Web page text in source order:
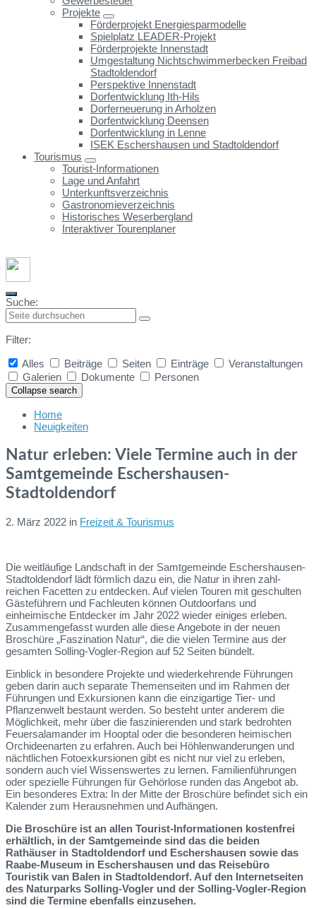
Projekte
Förderprojekt Energiesparmodelle
Spielplatz LEADER-Projekt
Förderprojekte Innenstadt
Umgestaltung Nichtschwimmerbecken Freibad
Stadtoldendorf
Perspektive Innenstadt
Dorfentwicklung Ith-Hils
Dorferneuerung in Arholzen
Dorfentwicklung Deensen
Dorfentwicklung in Lenne
ISEK Eschershausen und Stadtoldendorf
Tourismus
Tourist-Informationen
Lage und Anfahrt
Unterkunftsverzeichnis
Gastronomieverzeichnis
Historisches Weserbergland
Interaktiver Tourenplaner
Suche:
Filter:
Alles
Beiträge Seiten Einträge
Veranstaltungen
Galerien
Dokumente Personen
Collapse search
Home
Neuigkeiten
Natur erleben: Viele Termine auch in der
Samtgemeinde Eschershausen-
Stadtoldendorf
2. März 2022 in Freizeit & Tourismus
Die weitläufige Landschaft in der Samtgemeinde Eschershausen-
Stadtoldendorf lädt förmlich dazu ein, die Natur in ihren zahl-
reichen Facetten zu entdecken. Auf vielen Touren mit geschulten
Gästeführern und Fachleuten können Outdoorfans und
einheimische Entdecker im Jahr 2022 wieder einiges erleben.
Zusammengefasst wurden alle diese Angebote in der neuen
Broschüre „Faszination Natur“, die die vielen Termine aus der
gesamten Solling-Vogler-Region auf 52 Seiten bündelt.
Einblick in besondere Projekte und wiederkehrende Führungen
geben darin auch separate Themenseiten und im Rahmen der
Führungen und Exkursionen kann die einzigartige Tier- und
Pflanzenwelt bestaunt werden. So besteht unter anderem die
Möglichkeit, mehr über die faszinierenden und stark bedrohten
Feuersalamander im Hooptal oder die besonderen heimischen
Orchideenarten zu erfahren. Auch bei Höhlenwanderungen und
nächtlichen Fotoexkursionen gibt es nicht nur viel zu erleben,
sondern auch viel Wissenswertes zu lernen. Familienführungen
oder spezielle Führungen für Gehörlose runden das Angebot ab.
Ein besonderes Extra: In der Mitte der Broschüre befindet sich ein
Kalender zum Herausnehmen und Aufhängen.
Die Broschüre ist an allen Tourist-Informationen kostenfrei
erhältlich, in der Samtgemeinde sind das die beiden
Rathäuser in Stadtoldendorf und Eschershausen sowie das
Raabe-Museum in Eschershausen und das Reisebüro
Touristik van Balen in Stadtoldendorf. Auf den Internetseiten
des Naturparks Solling-Vogler und der Solling-Vogler-Region
sind die Termine ebenfalls einzusehen.